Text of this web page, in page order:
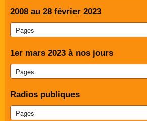
2008 au 28 février 2023
1er mars 2023 à nos jours
Radios publiques